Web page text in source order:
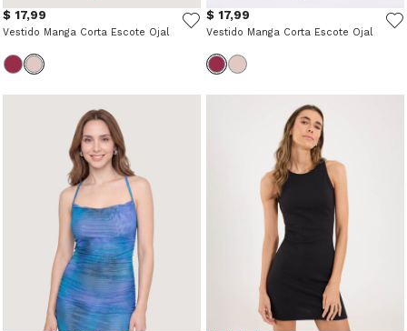
$ 17,99
Vestido Manga Corta Escote Ojal
$ 17,99
Vestido Manga Corta Escote Ojal